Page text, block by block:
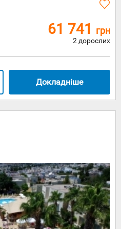
61 741 грн
2 дорослих
Докладніше